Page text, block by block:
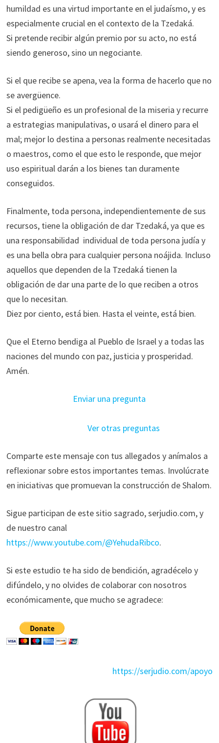
humildad es una virtud importante en el judaísmo, y es
especialmente crucial en el contexto de la Tzedaká.
Si pretende recibir algún premio por su acto, no está
siendo generoso, sino un negociante.
Si el que recibe se apena, vea la forma de hacerlo que no
se avergüence.
Si el pedigüeño es un profesional de la miseria y recurre
a estrategias manipulativas, o usará el dinero para el
mal; mejor lo destina a personas realmente necesitadas
o maestros, como el que esto le responde, que mejor
uso espiritual darán a los bienes tan duramente
conseguidos.
Finalmente, toda persona, independientemente de sus
recursos, tiene la obligación de dar Tzedaká, ya que es
una responsabilidad individual de toda persona judía y
es una bella obra para cualquier persona noájida. Incluso
aquellos que dependen de la Tzedaká tienen la
obligación de dar una parte de lo que reciben a otros
que lo necesitan.
Diez por ciento, está bien. Hasta el veinte, está bien.
Que el Eterno bendiga al Pueblo de Israel y a todas las
naciones del mundo con paz, justicia y prosperidad.
Amén.
Enviar una pregunta
Ver otras preguntas
Comparte este mensaje con tus allegados y anímalos a
reflexionar sobre estos importantes temas. Involúcrate
en iniciativas que promuevan la construcción de Shalom.
Sigue participan de este sitio sagrado, serjudio.com, y
de nuestro canal
https://www.youtube.com/@YehudaRibco.
Si este estudio te ha sido de bendición, agradécelo y
difúndelo, y no olvides de colaborar con nosotros
económicamente, que mucho se agradece:
https://serjudio.com/apoyo